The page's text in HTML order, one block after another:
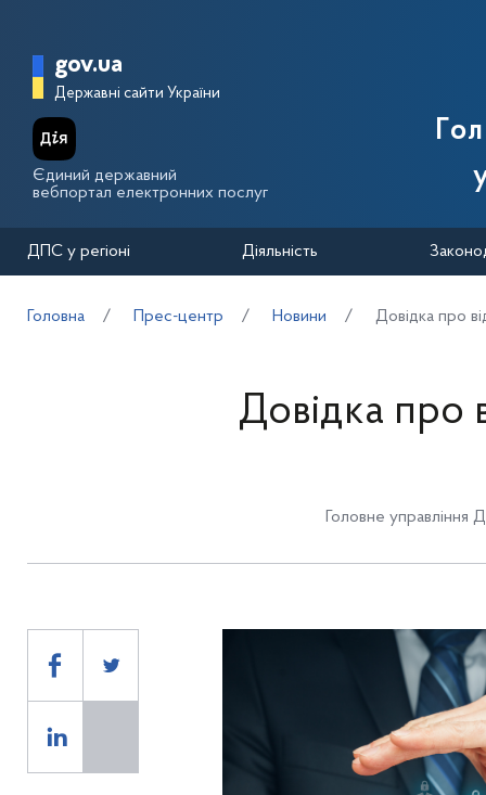
Головна сторінка Державної
gov.ua
Державні сайти України
Єдиний державний
вебпортал електронних послуг
ДПС у регіоні Діяльність
Головна Прес-центр Новини Довідка про
Довідка про
Головне управління